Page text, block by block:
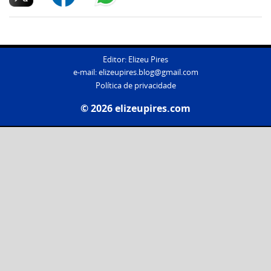
Editor: Elizeu Pires
e-mail:elizeupires.blog@gmail.com
Política de privacidade
© 2026 elizeupires.com